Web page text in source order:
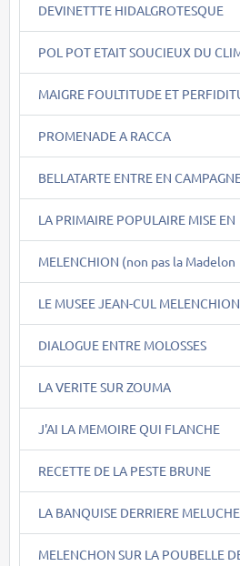
DEVINETTTE HIDALGROTESQUE
POL POT ETAIT SOUCIEUX DU
MAIGRE FOULTITUDE ET
PROMENADE A RACCA
BELLATARTE ENTRE EN
LA PRIMAIRE POPULAIRE MISE EN
MELENCHION (non pas la Madelon
LE MUSEE JEAN-CUL MELENCHION
DIALOGUE ENTRE MOLOSSES
LA VERITE SUR ZOUMA
J'AI LA MEMOIRE QUI FLANCHE
RECETTE DE LA PESTE BRUNE
LA BANQUISE DERRIERE MELUCHE
MELENCHON SUR LA POUBELLE